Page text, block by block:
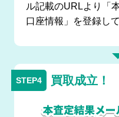
ル記載のURLより「
口座情報」を登録し
買取成立！